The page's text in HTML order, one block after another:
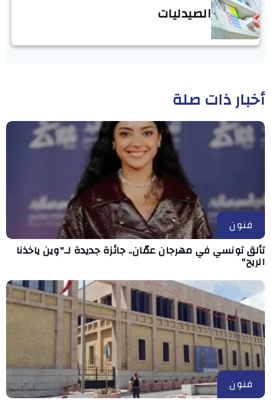
الصيدليات
أخبار ذات صلة
فنون
تألق تونسي في مهرجان عمّان.. جائزة جديدة لـ"وين ياخذنا
الريح"
فنون